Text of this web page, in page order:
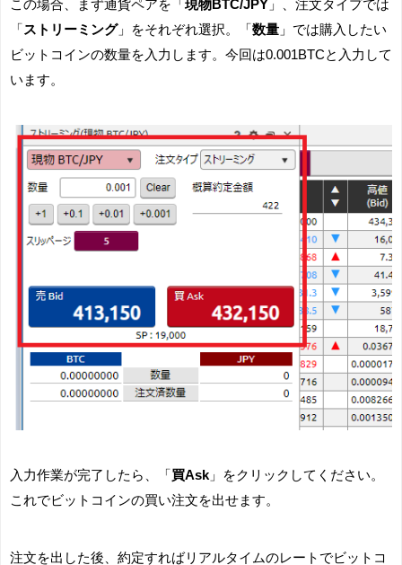
この場合、まず通貨ペアを「 現物BTC/JPY 」、注文タイプでは
「 ストリーミング」をそれぞれ選択。「 数量 」では購入したい
ビットコインの数量を入力します。今回は0.001BTCと入力して
います。
入力作業が完了したら、「買Ask 」をクリックしてください。
これでビットコインの買い注文を出せます。
注文を出した後、約定すればリアルタイムのレートでビットコ